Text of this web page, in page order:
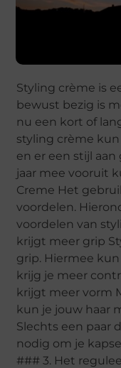
Styling crème is
bewust bezig is
nu een kort of
styling crème
en er een stijl
jaar mee vooruit
Creme Het
voordelen.
voordelen van
krijgt meer grip
grip. Hiermee
krijg je meer
krijgt meer vorm
kun je jouw haar
Slechts een paar
nodig om je
### 3. Het